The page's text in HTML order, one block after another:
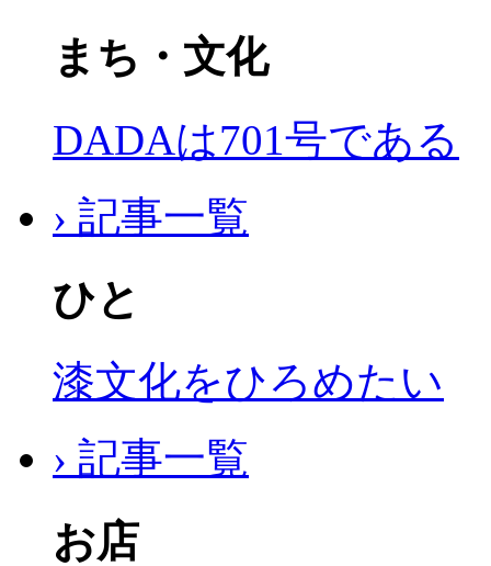
まち・文化
DADAは701号である
› 記事一覧
ひと
漆文化をひろめたい
› 記事一覧
お店